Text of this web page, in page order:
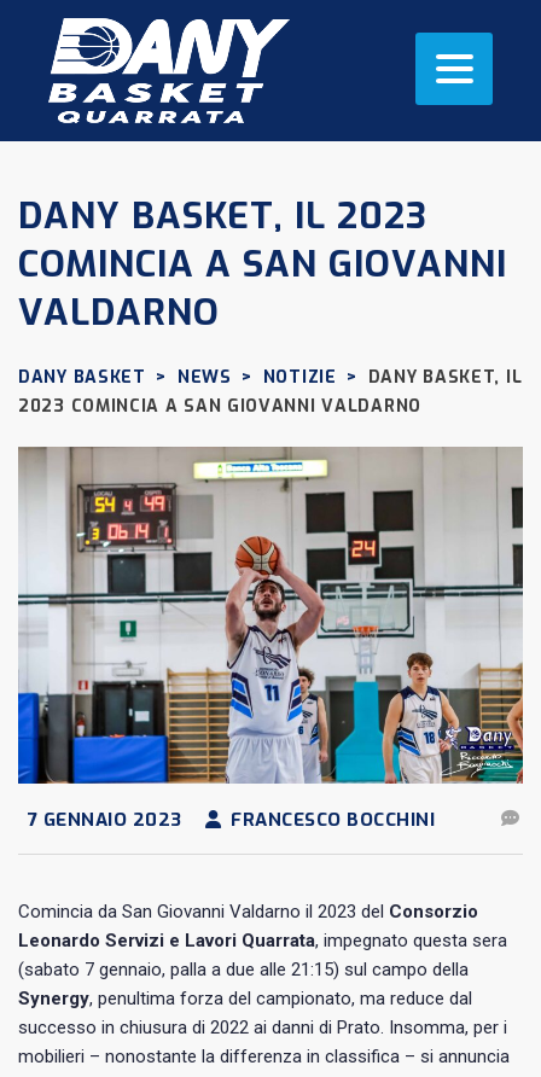
DANY BASKET, IL 2023
COMINCIA A SAN GIOVANNI
VALDARNO
DANY BASKET > NEWS > NOTIZIE >
DANY BASKET, IL
2023 COMINCIA A SAN GIOVANNI VALDARNO
7 GENNAIO 2023 FRANCESCO BOCCHINI
Comincia da San Giovanni Valdarno il 2023 del Consorzio
Leonardo Servizi e Lavori Quarrata, impegnato questa sera
(sabato 7 gennaio, palla a due alle 21:15) sul campo della
Synergy, penultima forza del campionato, ma reduce dal
successo in chiusura di 2022 ai danni di Prato. Insomma, per i
mobilieri – nonostante la differenza in classifica – si annuncia